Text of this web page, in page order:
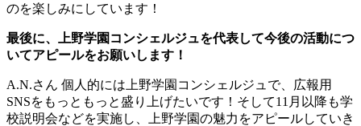
のを楽しみにしています！
最後に、上野学園コンシェルジュを代表して今後の活動につ
いてアピールをお願いします！
A.N.さん 個人的には上野学園コンシェルジュで、広報用
SNSをもっともっと盛り上げたいです！そして11月以降も学
校説明会などを実施し、上野学園の魅力をアピールしていき